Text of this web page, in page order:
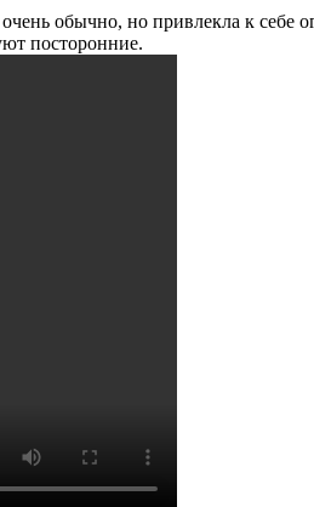
обычно, но привлекла к себе
посторонние.